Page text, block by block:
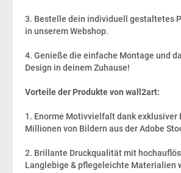
3. Bestelle dein individuell gestaltetes
in unserem Webshop.
4. Genieße die einfache Montage und
Design in deinem Zuhause!
Vorteile der Produkte von wall2art:
1. Enorme Motivvielfalt dank exklusiver
Millionen von Bildern aus der Adobe
2. Brillante Druckqualität mit
Langlebige & pflegeleichte Materialien